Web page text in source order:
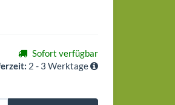
Sofort verfügbar
2 - 3 Werktage